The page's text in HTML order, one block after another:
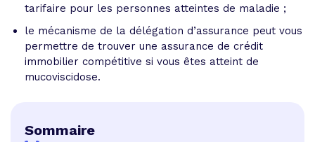
tarifaire pour les personnes atteintes de maladie ;
le mécanisme de la délégation d’assurance peut vous
permettre de trouver une assurance de crédit
immobilier compétitive si vous êtes atteint de
mucoviscidose.
Sommaire